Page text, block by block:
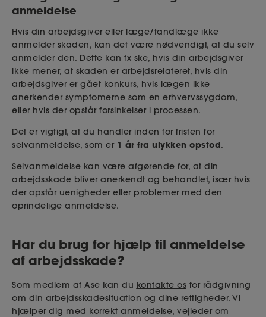
anmeldelse
Hvis din arbejdsgiver eller læge/tandlæge ikke
anmelder skaden, kan det være nødvendigt, at du selv
anmelder den. Dette kan fx ske, hvis din arbejdsgiver
ikke mener, at skaden er arbejdsrelateret, hvis din
arbejdsgiver er gået konkurs, hvis lægen ikke
anerkender symptomerne som en erhvervssygdom,
eller hvis der opstår forsinkelser i processen.
Det er vigtigt, at du handler inden for fristen for
selvanmeldelse, som er 1 år fra ulykken opstod.
Selvanmeldelse kan være afgørende for, at din
arbejdsskade bliver anerkendt og behandlet, især hvis
der opstår uenigheder eller problemer med den
oprindelige anmeldelse.
Har du brug for hjælp til anmeldelse
af arbejdsskade?
Som medlem af Ase kan du kontakte os for rådgivning
om din arbejdsskadesituation og dine rettigheder. Vi
hjælper dig med korrekt anmeldelse, vejleder om